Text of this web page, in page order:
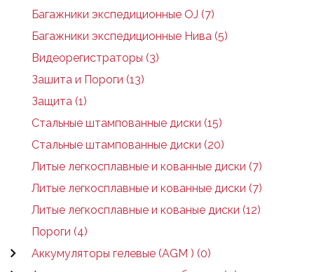
Багажники экспедиционные OJ (7)
Багажники экспедиционные Нива (5)
Видеорегистраторы (3)
Зашита и Пороги (13)
Защита (1)
Стальные штампованные диски (15)
Стальные штампованные диски (20)
Литые легкосплавные и кованные диски (7)
Литые легкосплавные и кованные диски (7)
Литые легкосплавные и кованые диски (12)
Пороги (4)
Аккумуляторы гелевые (AGM ) (0)